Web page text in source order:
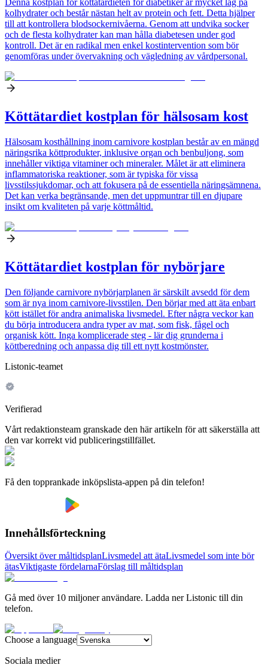
Denna kostplan för köttätardieten för diabetiker är mycket låg på
kolhydrater och består nästan helt av protein och fett. Detta hjälper
till att kontrollera blodsockernivåerna. Genom att undvika socker
och de flesta kolhydrater kan man hålla diabetesen under god
kontroll. Det är en radikal men enkel kostintervention som bör
genomföras under övervakning och vägledning av vårdpersonal.
Köttätardiet kostplan för hälsosam kost
Hälsosam kosthållning inom carnivore kostplan består av en mängd
näringsrika köttprodukter, inklusive organ och benbuljong, som
innehåller viktiga vitaminer och mineraler. Målet är att eliminera
inflammatoriska reaktioner, som är typiska för vissa
livsstilssjukdomar, och att fokusera på de essentiella näringsämnena.
Det kan verka begränsande, men det uppmuntrar till en djupare
insikt om kvaliteten på varje köttmåltid.
Köttätardiet kostplan för nybörjare
Den följande carnivore nybörjarplanen är särskilt avsedd för dem
som är nya inom carnivore-livsstilen. Den börjar med att äta enbart
kött istället för andra animaliska livsmedel. Efter några veckor kan
du börja introducera andra typer av mat, som fisk, fågel och
organisk kött. Inga komplicerade steg - lär dig grunderna i
köttberedning och anpassa dig till ett nytt kostmönster.
Listonic-teamet
Verifierad
Vårt redaktionsteam granskade den här artikeln för att säkerställa att
den var korrekt vid publiceringstillfället.
Få den topprankade inköpslista-appen på din telefon!
Innehållsförteckning
Översikt över måltidsplanLivsmedel att ätaLivsmedel som inte bör
ätasViktigaste fördelarnaFörslag till måltidsplan
Gå med över 10 miljoner användare. Ladda ner Listonic till din
telefon.
Choose a language
Sociala medier